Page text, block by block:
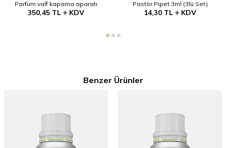
Parfüm valf kapama aparatı
350,45TL KDV
Pastör Pipet 3ml (3lü Set)
14,30 TL KDV
Benzer Ürünler